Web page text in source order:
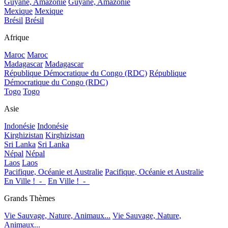
Guyane, Amazonie Guyane, Amazonie
Mexique Mexique
Brésil Brésil
Afrique
Maroc Maroc
Madagascar Madagascar
République Démocratique du Congo (RDC) République
Démocratique du Congo (RDC)
Togo Togo
Asie
Indonésie Indonésie
Kirghizistan Kirghizistan
Sri Lanka Sri Lanka
Népal Népal
Laos Laos
Pacifique, Océanie et Australie Pacifique, Océanie et Australie
En Ville !_-_
En Ville !_-_
Grands Thèmes
Vie Sauvage, Nature, Animaux... Vie Sauvage, Nature,
Animaux...